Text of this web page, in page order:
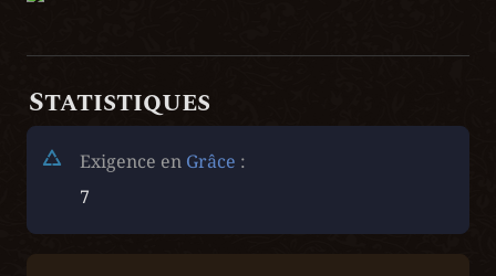
Statistiques
Exigence en Grâce :
7